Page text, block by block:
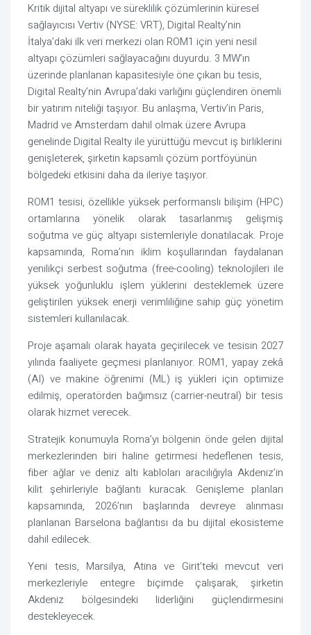
Kritik dijital altyapı ve süreklilik çözümlerinin küresel
sağlayıcısı Vertiv (NYSE: VRT), Digital Realty’nin
İtalya’daki ilk veri merkezi olan ROM1 için yeni nesil
altyapı çözümleri sağlayacağını duyurdu. 3 MW’ın
üzerinde planlanan kapasitesiyle öne çıkan bu tesis,
Digital Realty’nin Avrupa’daki varlığını güçlendiren önemli
bir yatırım niteliği taşıyor. Bu anlaşma, Vertiv’in Paris,
Madrid ve Amsterdam dahil olmak üzere Avrupa
genelinde Digital Realty ile yürüttüğü mevcut iş birliklerini
genişleterek, şirketin kapsamlı çözüm portföyünün
bölgedeki etkisini daha da ileriye taşıyor.
ROM1 tesisi, özellikle yüksek performanslı bilişim (HPC)
ortamlarına yönelik olarak tasarlanmış gelişmiş
soğutma ve güç altyapı sistemleriyle donatılacak. Proje
kapsamında, Roma’nın iklim koşullarından faydalanan
yenilikçi serbest soğutma (free-cooling) teknolojileri ile
yüksek yoğunluklu işlem yüklerini desteklemek üzere
geliştirilen yüksek enerji verimliliğine sahip güç yönetim
sistemleri kullanılacak.
Proje aşamalı olarak hayata geçirilecek ve tesisin 2027
yılında faaliyete geçmesi planlanıyor. ROM1, yapay zekâ
(AI) ve makine öğrenimi (ML) iş yükleri için optimize
edilmiş, operatörden bağımsız (carrier-neutral) bir tesis
olarak hizmet verecek.
Stratejik konumuyla Roma’yı bölgenin önde gelen dijital
merkezlerinden biri haline getirmesi hedeflenen tesis,
fiber ağlar ve deniz altı kabloları aracılığıyla Akdeniz’in
kilit şehirleriyle bağlantı kuracak. Genişleme planları
kapsamında, 2026’nın başlarında devreye alınması
planlanan Barselona bağlantısı da bu dijital ekosisteme
dahil edilecek.
Yeni tesis, Marsilya, Atina ve Girit’teki mevcut veri
merkezleriyle entegre biçimde çalışarak, şirketin
Akdeniz bölgesindeki liderliğini güçlendirmesini
destekleyecek.